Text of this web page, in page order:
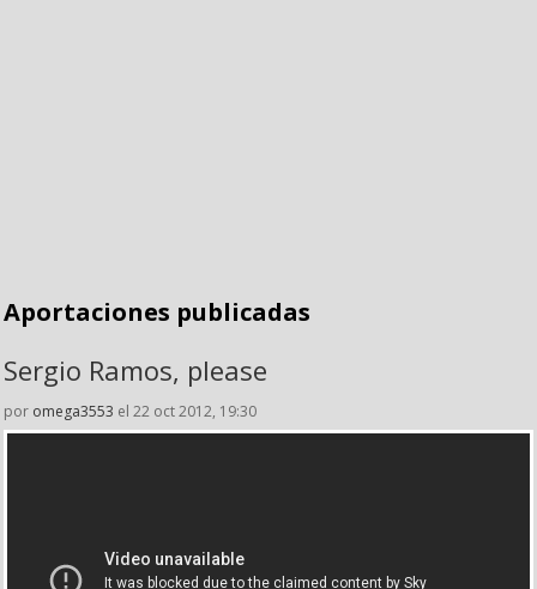
Aportaciones publicadas
Sergio Ramos, please
por omega3553 el 22 oct 2012, 19:30